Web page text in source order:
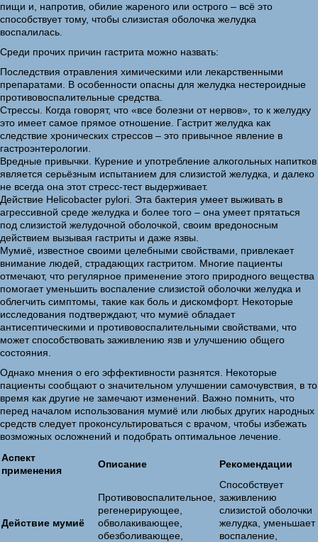
пищи и, напротив, обилие жареного или острого – всё это
способствует тому, чтобы слизистая оболочка желудка
воспалилась.
Среди прочих причин гастрита можно назвать:
Последствия отравления химическими или лекарственными
препаратами. В особенности опасны для желудка нестероидные
противовоспалительные средства.
Стрессы. Когда говорят, что «все болезни от нервов», то к желудку
это имеет самое прямое отношение. Гастрит желудка как
следствие хронических стрессов – это привычное явление в
гастроэнтерологии.
Вредные привычки. Курение и употребление алкогольных напитков
является серьёзным испытанием для слизистой желудка, и далеко
не всегда она этот стресс-тест выдерживает.
Действие Helicobacter pylori. Эта бактерия умеет выживать в
агрессивной среде желудка и более того – она умеет прятаться
под слизистой желудочной оболочкой, своим вредоносным
действием вызывая гастриты и даже язвы.
Мумиё, известное своими целебными свойствами, привлекает
внимание людей, страдающих гастритом. Многие пациенты
отмечают, что регулярное применение этого природного вещества
помогает уменьшить воспаление слизистой оболочки желудка и
облегчить симптомы, такие как боль и дискомфорт. Некоторые
исследования подтверждают, что мумиё обладает
антисептическими и противовоспалительными свойствами, что
может способствовать заживлению язв и улучшению общего
состояния.
Однако мнения о его эффективности разнятся. Некоторые
пациенты сообщают о значительном улучшении самочувствия, в то
время как другие не замечают изменений. Важно помнить, что
перед началом использования мумиё или любых других народных
средств следует проконсультироваться с врачом, чтобы избежать
возможных осложнений и подобрать оптимальное лечение.
Аспект
применения
Описание Рекомендации
Действие мумиё
Противовоспалительное,
регенерирующее,
обволакивающее,
обезболивающее,
Способствует
заживлению
слизистой оболочки
желудка, уменьшает
воспаление,